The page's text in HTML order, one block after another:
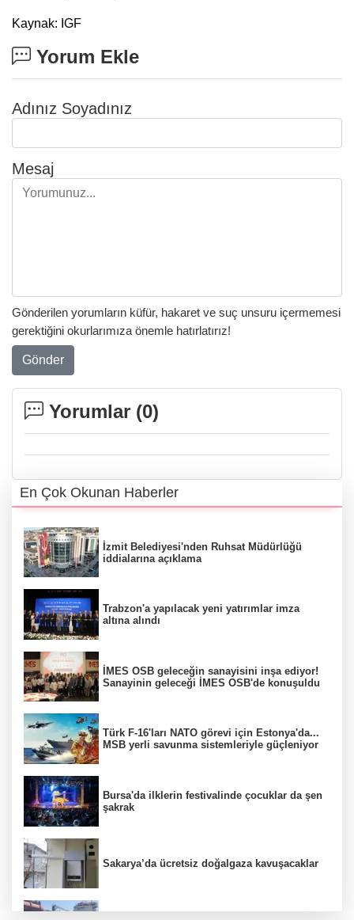
Kaynak: IGF
Yorum Ekle
Adınız Soyadınız
Mesaj
Gönderilen yorumların küfür, hakaret ve suç unsuru içermemesi
gerektiğini okurlarımıza önemle hatırlatırız!
Gönder
Yorumlar (0)
En Çok Okunan Haberler
İzmit Belediyesi'nden Ruhsat Müdürlüğü
iddialarına açıklama
Trabzon'a yapılacak yeni yatırımlar imza
altına alındı
İMES OSB geleceğin sanayisini inşa ediyor!
Sanayinin geleceği İMES OSB'de konuşuldu
Türk F-16'ları NATO görevi için Estonya'da...
MSB yerli savunma sistemleriyle güçleniyor
Bursa'da ilklerin festivalinde çocuklar da şen
şakrak
Sakarya’da ücretsiz doğalgaza kavuşacaklar